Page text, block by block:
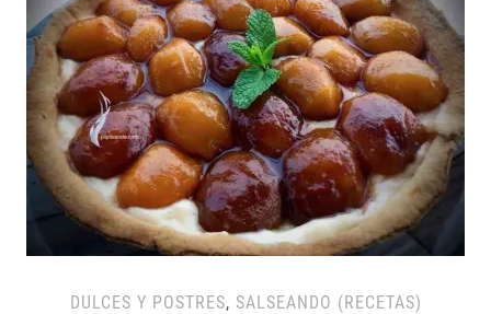
DULCES Y POSTRES, SALSEANDO (RECETAS)